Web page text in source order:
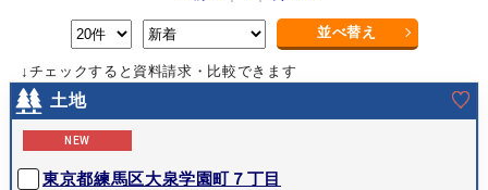
並べ替え
↓チェックすると資料請求・比較できます
土地
NEW
東京都練馬区大泉学園町７丁目